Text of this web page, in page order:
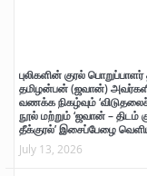
நூல் மற்றும் ‘ஜவான் –
புலிகளின் குரல் பொறுப்பாளர்
தமிழன்பன் (ஜவான்)
வணக்க நிகழ்வும் ‘விடுதலைச்
நூல் மற்றும் ‘ஜவான் – திடம்
தீக்குரல்’ இசைப்பேழை
July 13, 2026